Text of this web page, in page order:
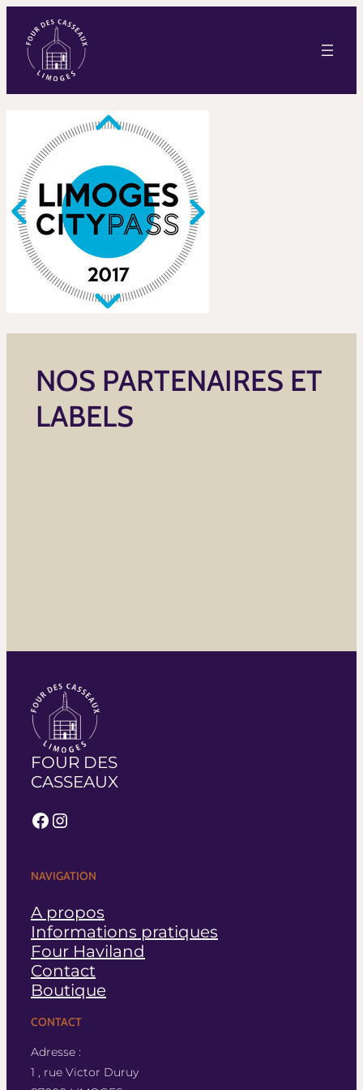
NOS PARTENAIRES ET
LABELS
FOUR DES
CASSEAUX
Facebook
Instagram
NAVIGATION
A propos
Informations pratiques
Four Haviland
Contact
Boutique
CONTACT
Adresse :
1 , rue Victor Duruy